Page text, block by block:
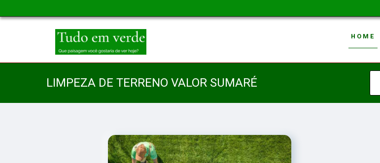
HOME
LIMPEZA DE TERRENO VALOR SUMARÉ